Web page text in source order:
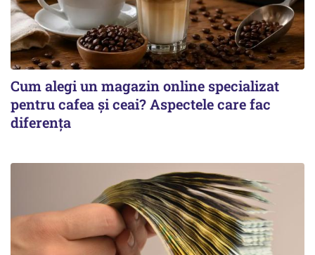
Cum alegi un magazin online specializat
pentru cafea și ceai? Aspectele care fac
diferența